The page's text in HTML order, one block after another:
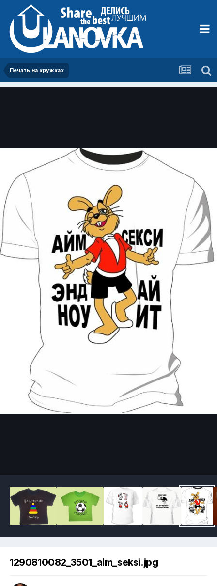
Печать на кружках
1290810082_3501_aim_seksi.jpg